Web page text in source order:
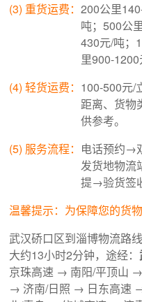
(3) 重货运费： 200公里
吨；500公
430元/吨；
里900-1200
(4) 轻货运费： 100-500元/
距离、货物
供参考。
(5) 服务流程： 电话预约→
发货地物
提→验货签
温馨提示：为保障您的货
武汉硚口区到淄博物流路
大约13小时2分钟，途经：
京珠高速 → 南阳/平顶山
→ 济南/日照 → 日东高速